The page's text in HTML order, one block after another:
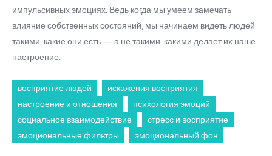
импульсивных эмоциях. Ведь когда мы умеем замечать
влияние собственных состояний, мы начинаем видеть людей
такими, какие они есть — а не такими, какими делает их наше
настроение.
восприятие людей
искажения восприятия
настроение и отношения
психология эмоций
социальное взаимодействие
стресс и восприятие
эмоциональные фильтры
эмоциональный фон